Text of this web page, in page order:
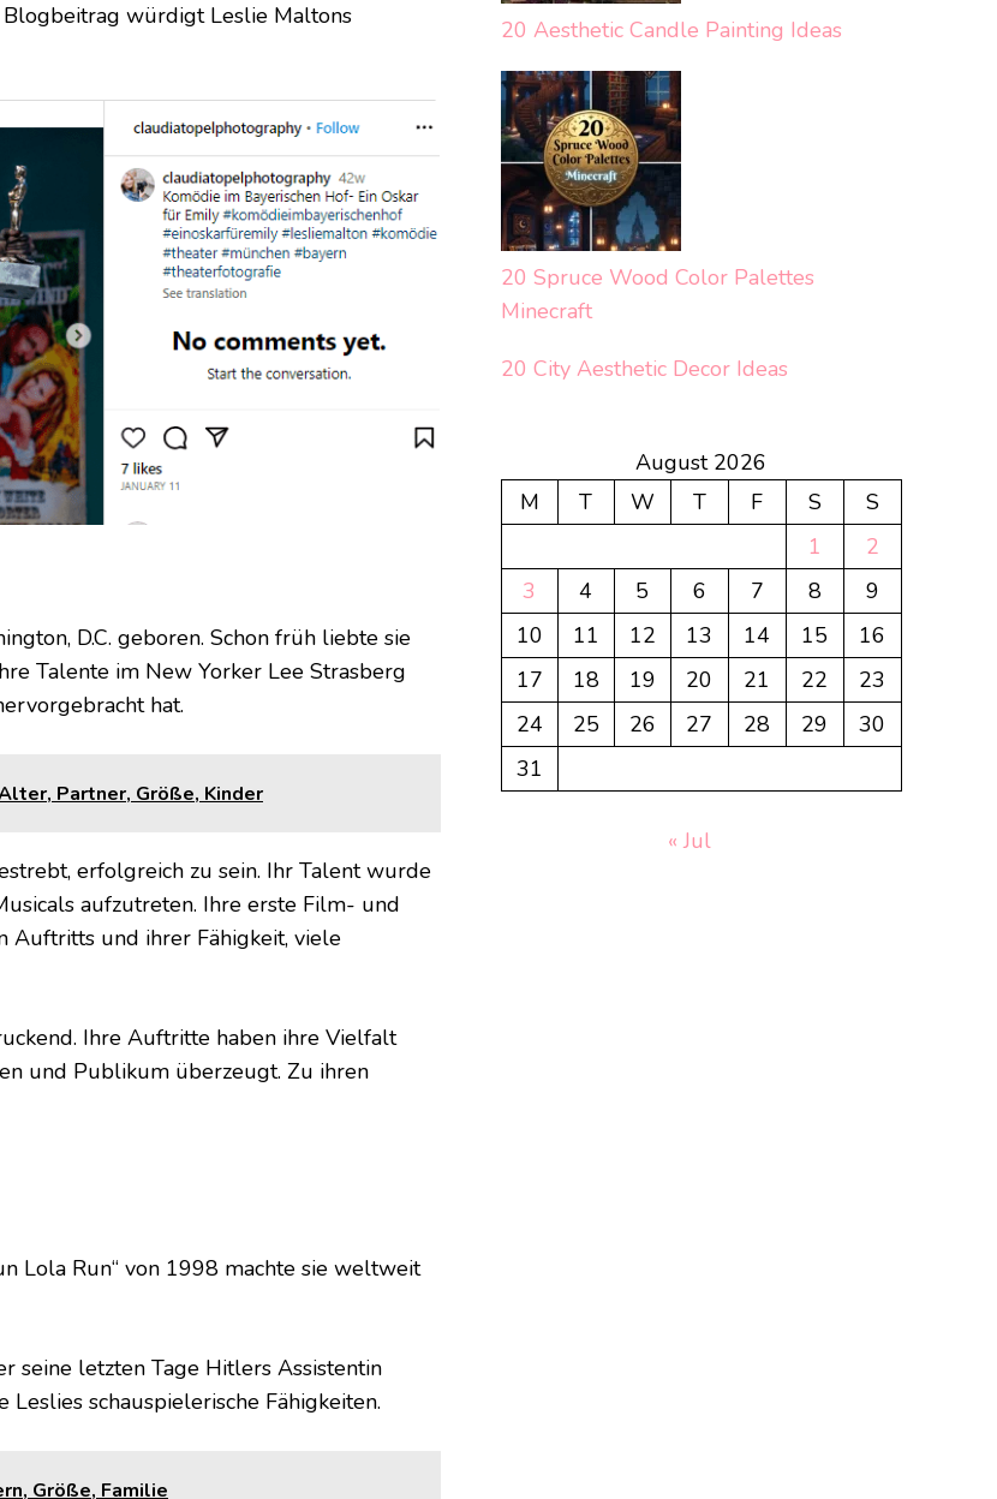
Blogbeitrag würdigt Leslie Maltons
D.C. geboren. Schon früh liebte sie
Talente im New Yorker Lee Strasberg
hat.
Partner, Größe, Kinder
erfolgreich zu sein. Ihr Talent wurde
aufzutreten. Ihre erste Film- und
Auftritts und ihrer Fähigkeit, viele
Ihre Auftritte haben ihre Vielfalt
und Publikum überzeugt. Zu ihren
Lola Run“ von 1998 machte sie weltweit
seine letzten Tage Hitlers Assistentin
schauspielerische Fähigkeiten.
Größe, Familie
20 Aesthetic Candle Painting Ideas
20 Spruce Wood Color Palettes
Minecraft
20 City Aesthetic Decor Ideas
August 2026
M
T W T F S
S
1
2
3
4 5 6 7 8
9
10
11 12 13 14 15
16
17
18 19 20 21 22
23
24
25 26 27 28 29
30
31
« Jul